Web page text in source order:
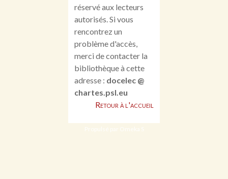
réservé aux lecteurs
autorisés. Si vous
rencontrez un
problème d'accès,
merci de contacter la
bibliothèque à cette
adresse : docelec @
chartes.psl.eu
Retour à l'accueil
Propulsé par Omeka S